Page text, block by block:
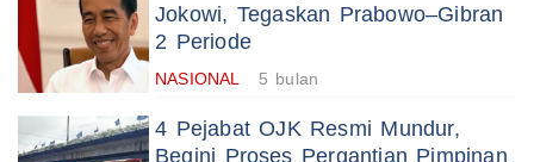
Jokowi, Tegaskan Prabowo–Gibran
2 Periode
NASIONAL 5 bulan
4 Pejabat OJK Resmi Mundur,
Begini Proses Pergantian Pimpinan